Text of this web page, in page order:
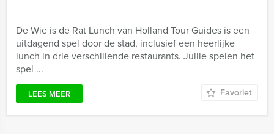
De Wie is de Rat Lunch van Holland Tour Guides is een
uitdagend spel door de stad, inclusief een heerlijke
lunch in drie verschillende restaurants. Jullie spelen het
spel ...
LEES MEER Favoriet